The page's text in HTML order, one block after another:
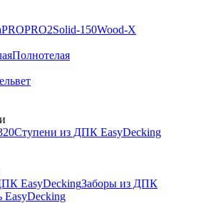
PROPRO2Solid-150Wood-X
Полнотелая
Ступени из ДПК EasyDecking
EasyDeckingЗаборы из ДПК